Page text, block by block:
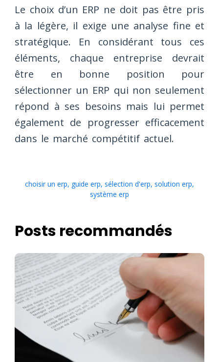
Le choix d’un ERP ne doit pas être pris
à la légère, il exige une analyse fine et
stratégique. En considérant tous ces
éléments, chaque entreprise devrait
être en bonne position pour
sélectionner un ERP qui non seulement
répond à ses besoins mais lui permet
également de progresser efficacement
dans le marché compétitif actuel.
choisir un erp, guide erp, sélection d'erp, solution erp,
système erp
Posts recommandés